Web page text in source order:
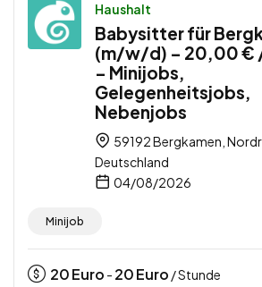
Haushalt
Babysitter für
(m/w/d) – 20,00 €
– Minijobs,
Gelegenheitsjobs,
Nebenjobs
59192 Bergkamen,
Deutschland
04/08/2026
Minijob
20Euro - 20Euro / Stunde